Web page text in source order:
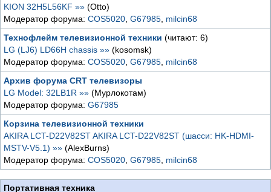
KION 32H5L56KF »» (Otto)
Модератор форума: COS5020 G67985 milcin68
Технофлейм телевизионной техники (читают: 6)
LG (LJ6) LD66H chassis »» (kosomsk)
Модератор форума: COS5020 G67985 milcin68
Архив форума CRT телевизоры
LG Model: 32LB1R »» (Мурлокотам)
Модератор форума: G67985
Корзина телевизионной техники
AKIRA LCT-D22V82ST AKIRA LCT-D22V82ST (шасси: HK-HDMI-
MSTV-V5.1) »» (AlexBurns)
Модератор форума: COS5020 G67985 milcin68
Портативная техника